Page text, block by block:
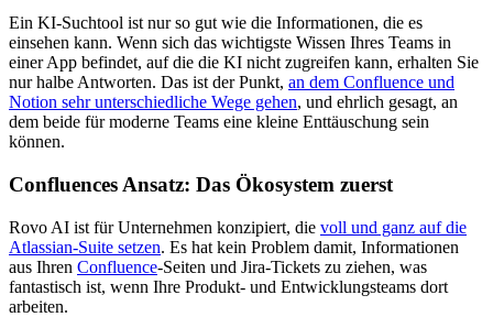
Ein KI-Suchtool ist nur so gut wie die Informationen, die es
einsehen kann. Wenn sich das wichtigste Wissen Ihres Teams in
einer App befindet, auf die die KI nicht zugreifen kann, erhalten Sie
nur halbe Antworten. Das ist der Punkt, an dem Confluence und
Notion sehr unterschiedliche Wege gehen, und ehrlich gesagt, an
dem beide für moderne Teams eine kleine Enttäuschung sein
können.
Confluences Ansatz: Das Ökosystem zuerst
Rovo AI ist für Unternehmen konzipiert, die voll und ganz auf die
Atlassian-Suite setzen. Es hat kein Problem damit, Informationen
aus Ihren Confluence-Seiten und Jira-Tickets zu ziehen, was
fantastisch ist, wenn Ihre Produkt- und Entwicklungsteams dort
arbeiten.